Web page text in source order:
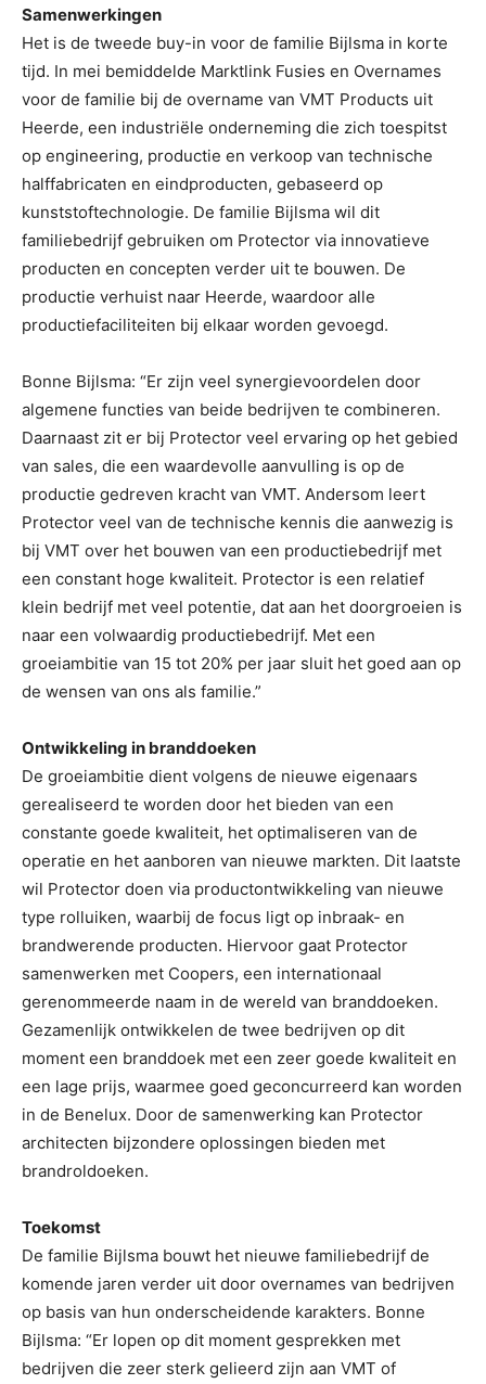
Samenwerkingen
Het is de tweede buy-in voor de familie Bijlsma in korte
tijd. In mei bemiddelde Marktlink Fusies en Overnames
voor de familie bij de overname van VMT Products uit
Heerde, een industriële onderneming die zich toespitst
op engineering, productie en verkoop van technische
halffabricaten en eindproducten, gebaseerd op
kunststoftechnologie. De familie Bijlsma wil dit
familiebedrijf gebruiken om Protector via innovatieve
producten en concepten verder uit te bouwen. De
productie verhuist naar Heerde, waardoor alle
productiefaciliteiten bij elkaar worden gevoegd.
Bonne Bijlsma: “Er zijn veel synergievoordelen door
algemene functies van beide bedrijven te combineren.
Daarnaast zit er bij Protector veel ervaring op het gebied
van sales, die een waardevolle aanvulling is op de
productie gedreven kracht van VMT. Andersom leert
Protector veel van de technische kennis die aanwezig is
bij VMT over het bouwen van een productiebedrijf met
een constant hoge kwaliteit. Protector is een relatief
klein bedrijf met veel potentie, dat aan het doorgroeien is
naar een volwaardig productiebedrijf. Met een
groeiambitie van 15 tot 20% per jaar sluit het goed aan op
de wensen van ons als familie.”
Ontwikkeling in branddoeken
De groeiambitie dient volgens de nieuwe eigenaars
gerealiseerd te worden door het bieden van een
constante goede kwaliteit, het optimaliseren van de
operatie en het aanboren van nieuwe markten. Dit laatste
wil Protector doen via productontwikkeling van nieuwe
type rolluiken, waarbij de focus ligt op inbraak- en
brandwerende producten. Hiervoor gaat Protector
samenwerken met Coopers, een internationaal
gerenommeerde naam in de wereld van branddoeken.
Gezamenlijk ontwikkelen de twee bedrijven op dit
moment een branddoek met een zeer goede kwaliteit en
een lage prijs, waarmee goed geconcurreerd kan worden
in de Benelux. Door de samenwerking kan Protector
architecten bijzondere oplossingen bieden met
brandroldoeken.
Toekomst
De familie Bijlsma bouwt het nieuwe familiebedrijf de
komende jaren verder uit door overnames van bedrijven
op basis van hun onderscheidende karakters. Bonne
Bijlsma: “Er lopen op dit moment gesprekken met
bedrijven die zeer sterk gelieerd zijn aan VMT of